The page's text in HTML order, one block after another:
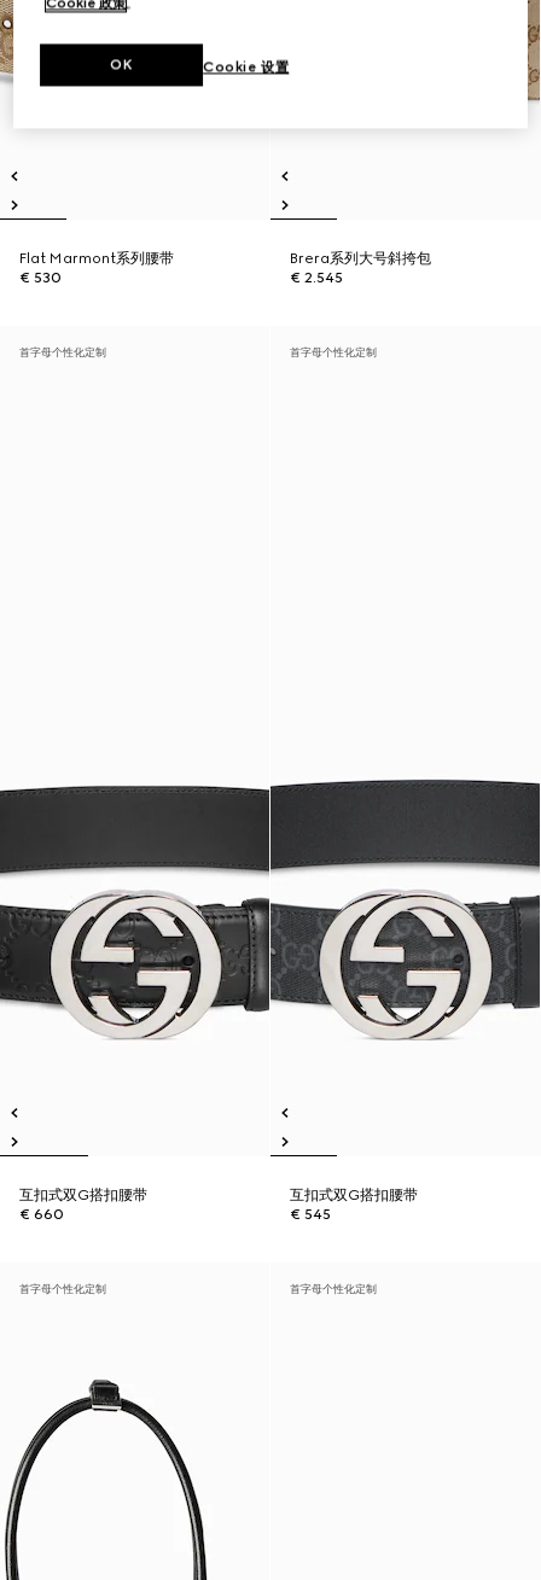
Flat Marmont系列腰带
€ 530
Brera系列大号斜挎包
€ 2.545
首字母个性化定制
互扣式双G搭扣腰带
€ 660
首字母个性化定制
互扣式双G搭扣腰带
€ 545
首字母个性化定制 首字母个性化定制
Cookie 政策。
Cookie 设置
OK